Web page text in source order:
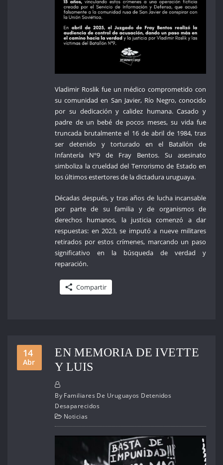
Vladimir Roslik fue un médico comprometido con
su comunidad en San Javier, Río Negro, conocido
por su dedicación y calidez humana. Casado y
padre de un bebé de pocos meses, su vida fue
truncada brutalmente el 16 de abril de 1984, tras
ser detenido y torturado en el Batallón de
Infantería Nº9 de Fray Bentos. Su asesinato
simboliza la crueldad del Terrorismo de Estado en
los últimos estertores de la dictadura uruguaya.
Décadas después, y tras años de lucha incansable
por parte de su familia y de organismos de
derechos humanos, la justicia comenzó a dar
respuestas: en 2023, se imputó a nueve militares
retirados por estos crímenes, marcando un paso
significativo en la búsqueda de verdad y
reparación.
Compartir
14
Abr
EN MEMORIA DE IVETTE
Y LUIS
By Familiares De Uruguayos Detenidos
Desaparecidos
Noticias